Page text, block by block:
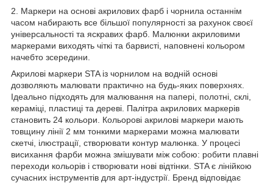
2. Маркери на основі акрилових фарб і чорнила останнім
часом набирають все більшої популярності за рахунок своєї
універсальності та яскравих фарб. Малюнки акриловими
маркерами виходять чіткі та барвисті, наповнені кольором
начебто зсередини.
Акрилові маркери STA із чорнилом на водній основі
дозволяють малювати практично на будь-яких поверхнях.
Ідеально підходять для малювання на папері, полотні, склі,
кераміці, пластиці та дереві. Палітра акрилових маркерів
становить 24 кольори. Кольорові акрилові маркери мають
товщину лінії 2 мм тонкими маркерами можна малювати
скетчі, ілюстрації, створювати контур малюнка. У процесі
висихання фарби можна змішувати між собою: робити плавні
переходи кольорів і створювати нові відтінки. STA є лінійкою
сучасних інструментів для арт-індустрії. Бренд відповідає